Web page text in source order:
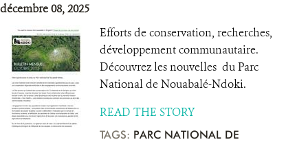
décembre 08, 2025
Efforts de conservation, recherches,
développement communautaire.
Découvrez les nouvelles du Parc
National de Nouabalé-Ndoki.
READ THE STORY
TAGS: PARC NATIONAL DE